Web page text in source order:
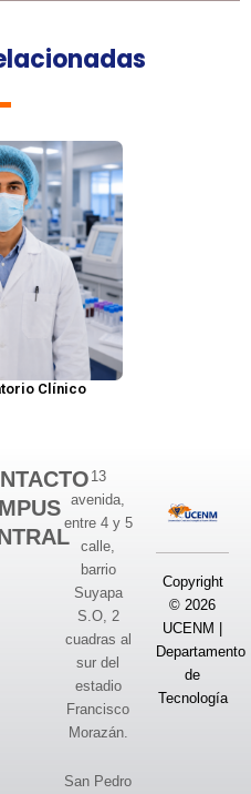
Clínico
13
avenida,
entre 4 y 5
calle,
barrio
Suyapa
S.O, 2
cuadras al
sur del
estadio
Francisco
Morazán.
San Pedro
Copyright
© 2026
UCENM |
Departamento
de
Tecnología